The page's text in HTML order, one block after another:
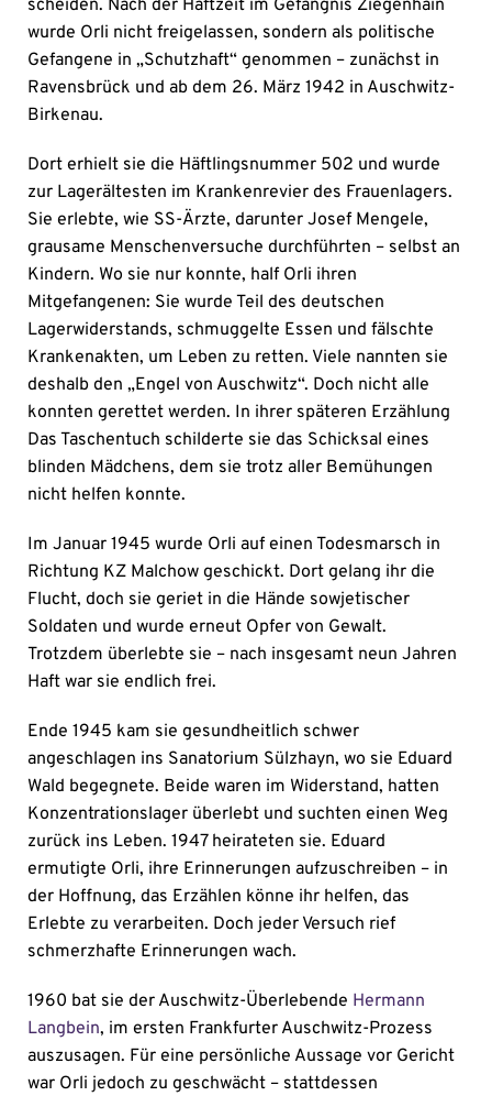
scheiden. Nach der Haftzeit im Gefängnis Ziegenhain
wurde Orli nicht freigelassen, sondern als politische
Gefangene in „Schutzhaft“ genommen – zunächst in
Ravensbrück und ab dem 26. März 1942 in Auschwitz-
Birkenau.
Dort erhielt sie die Häftlingsnummer 502 und wurde
zur Lagerältesten im Krankenrevier des Frauenlagers.
Sie erlebte, wie SS-Ärzte, darunter Josef Mengele,
grausame Menschenversuche durchführten – selbst an
Kindern. Wo sie nur konnte, half Orli ihren
Mitgefangenen: Sie wurde Teil des deutschen
Lagerwiderstands, schmuggelte Essen und fälschte
Krankenakten, um Leben zu retten. Viele nannten sie
deshalb den „Engel von Auschwitz“. Doch nicht alle
konnten gerettet werden. In ihrer späteren Erzählung
Das Taschentuch schilderte sie das Schicksal eines
blinden Mädchens, dem sie trotz aller Bemühungen
nicht helfen konnte.
Im Januar 1945 wurde Orli auf einen Todesmarsch in
Richtung KZ Malchow geschickt. Dort gelang ihr die
Flucht, doch sie geriet in die Hände sowjetischer
Soldaten und wurde erneut Opfer von Gewalt.
Trotzdem überlebte sie – nach insgesamt neun Jahren
Haft war sie endlich frei.
Ende 1945 kam sie gesundheitlich schwer
angeschlagen ins Sanatorium Sülzhayn, wo sie Eduard
Wald begegnete. Beide waren im Widerstand, hatten
Konzentrationslager überlebt und suchten einen Weg
zurück ins Leben. 1947 heirateten sie. Eduard
ermutigte Orli, ihre Erinnerungen aufzuschreiben – in
der Hoffnung, das Erzählen könne ihr helfen, das
Erlebte zu verarbeiten. Doch jeder Versuch rief
schmerzhafte Erinnerungen wach.
1960 bat sie der Auschwitz-Überlebende Hermann
Langbein, im ersten Frankfurter Auschwitz-Prozess
auszusagen. Für eine persönliche Aussage vor Gericht
war Orli jedoch zu geschwächt – stattdessen